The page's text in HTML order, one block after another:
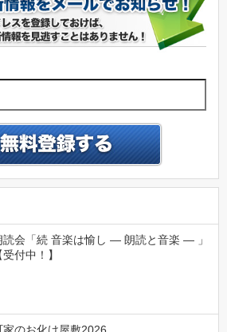
読会「続 音楽は愉し ― 朗読と音楽 ― 」
受付中！】